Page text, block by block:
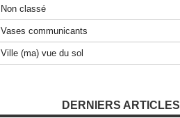
Non classé
Vases communicants
Ville (ma) vue du sol
DERNIERS ARTICLES